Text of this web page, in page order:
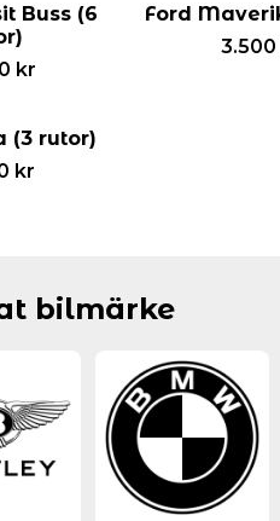
Buss (6
kr
Ford
3.500
(3 rutor)
kr
bilmärke